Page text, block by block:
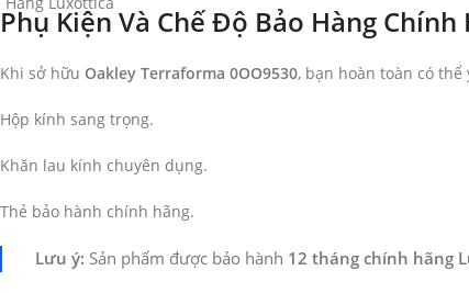
Phụ Kiện Và Chế Độ Bảo Hàng Chính
Khi sở hữu Oakley Terraforma 0OO9530, bạn hoàn toàn có
Hộp kính sang trọng.
Khăn lau kính chuyên dụng.
Thẻ bảo hành chính hãng.
Lưu ý: Sản phẩm được bảo hành 12 tháng chính hãng